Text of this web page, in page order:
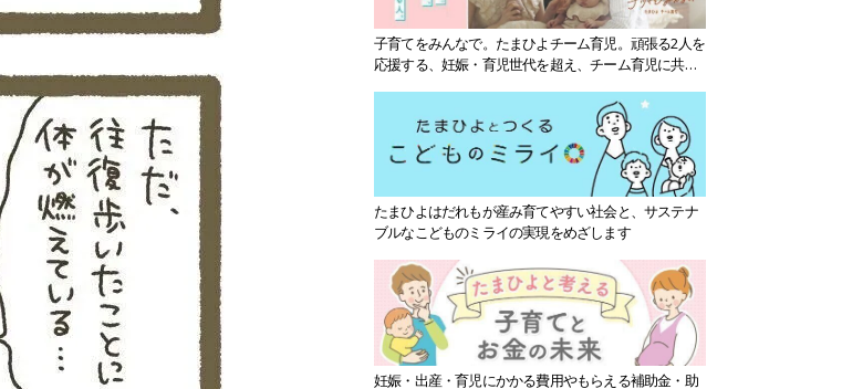
子育てをみんなで。たまひよチーム育児。頑張る2人を
応援する、妊娠・育児世代を超え、チーム育児に共感
たまひよはだれもが産み育てやすい社会と、サステナ
ブルなこどものミライの実現をめざします
妊娠・出産・育児にかかる費用やもらえる補助金・助